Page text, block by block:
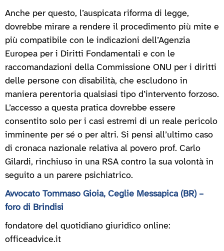
Anche per questo, l’auspicata riforma di legge,
dovrebbe mirare a rendere il procedimento più mite e
più compatibile con le indicazioni dell’Agenzia
Europea per i Diritti Fondamentali e con le
raccomandazioni della Commissione ONU per i diritti
delle persone con disabilità, che escludono in
maniera perentoria qualsiasi tipo d’intervento forzoso.
L’accesso a questa pratica dovrebbe essere
consentito solo per i casi estremi di un reale pericolo
imminente per sé o per altri. Si pensi all’ultimo caso
di cronaca nazionale relativa al povero prof. Carlo
Gilardi, rinchiuso in una RSA contro la sua volontà in
seguito a un parere psichiatrico.
Avvocato Tommaso Gioia, Ceglie Messapica (BR) –
foro di Brindisi
fondatore del quotidiano giuridico online:
officeadvice.it